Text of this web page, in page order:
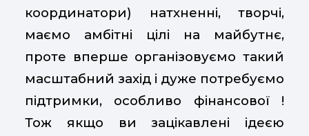
координатори) натхненні, творчі,
маємо амбітні цілі на майбутнє,
проте вперше організовуємо такий
масштабний захід і дуже потребуємо
підтримки, особливо фінансової !
Тож якщо ви зацікавлені ідеєю